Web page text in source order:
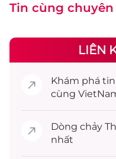
Tin cùng
LIÊN
Khám phá
cùng
Dòng chảy
nhất